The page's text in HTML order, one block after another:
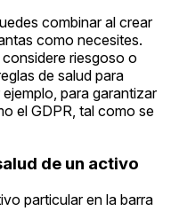
combinar al crear
como necesites.
riesgoso o
de salud para
para garantizar
el GDPR, tal como se
de un activo
particular en la barra